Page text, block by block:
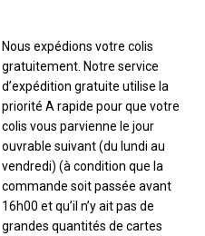
Nous expédions votre colis
gratuitement. Notre service
d’expédition gratuite utilise la
priorité A rapide pour que votre
colis vous parvienne le jour
ouvrable suivant (du lundi au
vendredi) (à condition que la
commande soit passée avant
16h00 et qu’il n’y ait pas de
grandes quantités de cartes